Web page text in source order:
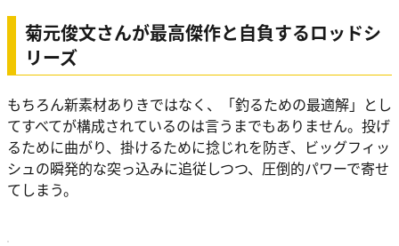
菊元俊文さんが最高傑作と自負するロッドシ
リーズ
もちろん新素材ありきではなく、「釣るための最適解」とし
てすべてが構成されているのは言うまでもありません。投げ
るために曲がり、掛けるために捻じれを防ぎ、ビッグフィッ
シュの瞬発的な突っ込みに追従しつつ、圧倒的パワーで寄せ
てしまう。